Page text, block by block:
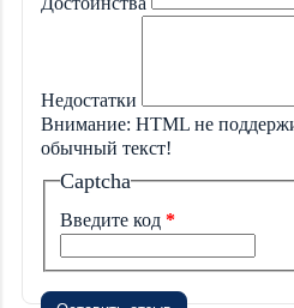
Недостатки
Внимание: HTML не
обычный текст!
Captcha
Введите код